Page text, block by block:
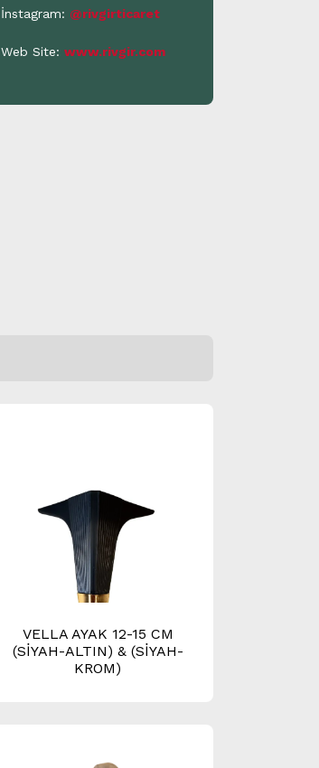
İnstagram: @rivgirticaret
Web Site: www.rivgir.com
VELLA AYAK 12-15 CM
(SİYAH-ALTIN) & (SİYAH-
KROM)